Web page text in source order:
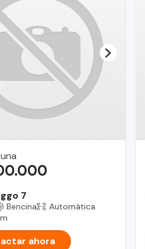
7
Bencina
Automática
ahora